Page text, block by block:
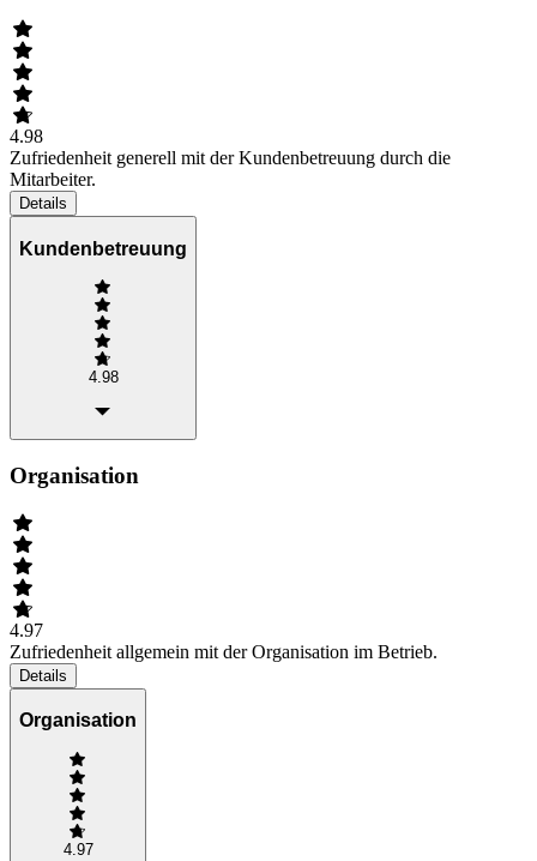
4.98
Zufriedenheit generell mit der Kundenbetreuung durch die
Mitarbeiter.
Details
Kundenbetreuung
4.98
Organisation
4.97
Zufriedenheit allgemein mit der Organisation im Betrieb.
Details
Organisation
4.97